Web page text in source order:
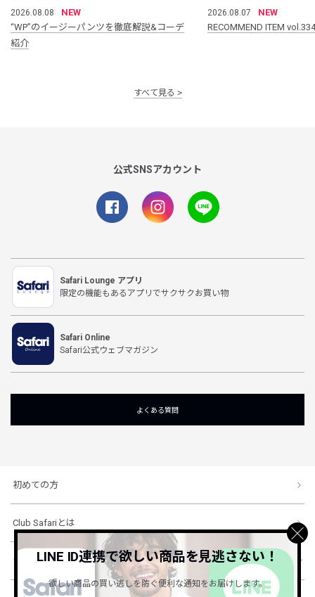
2026.08.08
NEW
“WP”のイージーパンツを徹底解説&コーデ
紹介
2026.08.07
NEW
RECOMMEND ITEM vol.334
すべて見る
公式SNSアカウント
Safari Lounge アプリ
限定の機能もあるアプリでサクサクお買い物
Safari Online
Safari公式ウェブマガジン
よくある質問
初めての方
Club Safariとは
ショッピングガイド
LINE ID連携で欲しい商品を見逃さない！
欲しい商品の買い逃しを防ぐ便利な通知をお届けします。